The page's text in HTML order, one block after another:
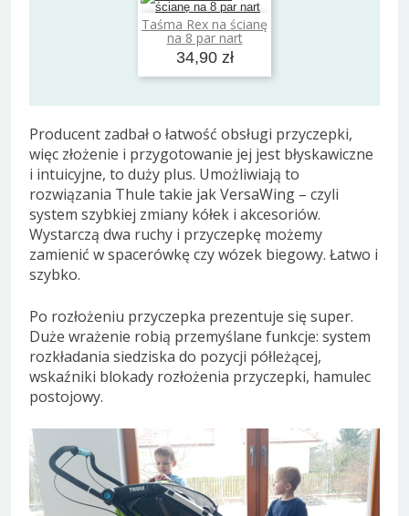
Taśma Rex na ścianę
na 8 par nart
34,90 zł
Dodaj do koszyka
Producent zadbał o łatwość obsługi przyczepki,
więc złożenie i przygotowanie jej jest błyskawiczne
i intuicyjne, to duży plus. Umożliwiają to
rozwiązania Thule takie jak VersaWing – czyli
system szybkiej zmiany kółek i akcesoriów.
Wystarczą dwa ruchy i przyczepkę możemy
zamienić w spacerówkę czy wózek biegowy. Łatwo i
szybko.
Po rozłożeniu przyczepka prezentuje się super.
Duże wrażenie robią przemyślane funkcje: system
rozkładania siedziska do pozycji półleżącej,
wskaźniki blokady rozłożenia przyczepki, hamulec
postojowy.